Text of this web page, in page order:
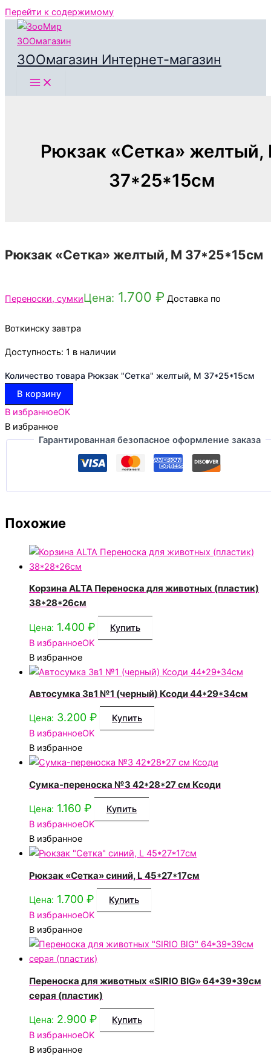
Перейти к содержимому
ЗООмагазин Интернет-магазин
Рюкзак «Сетка» желтый,
37*25*15см
Рюкзак «Сетка» желтый, M 37*25*15см
Переноски, сумкиЦена: 1.700 ₽ Доставка по
Воткинску завтра
Доступность: 1 в наличии
Количество товара Рюкзак "Сетка" желтый, M 37*25*15см
В корзину
В избранноеOK
В избранное
Гарантированная безопасное оформление заказа
Похожие
Корзина ALTA Переноска для животных (пластик)
38*28*26см
Цена: 1.400 ₽
Купить
В избранноеOK
В избранное
Автосумка 3в1 №1 (черный) Ксоди 44*29*34см
Цена: 3.200 ₽
Купить
В избранноеOK
В избранное
Сумка-переноска №3 42*28*27 см Ксоди
Цена: 1.160 ₽
Купить
В избранноеOK
В избранное
Рюкзак «Сетка» синий, L 45*27*17см
Цена: 1.700 ₽
Купить
В избранноеOK
В избранное
Переноска для животных «SIRIO BIG» 64*39*39см
серая (пластик)
Цена: 2.900 ₽
Купить
В избранноеOK
В избранное